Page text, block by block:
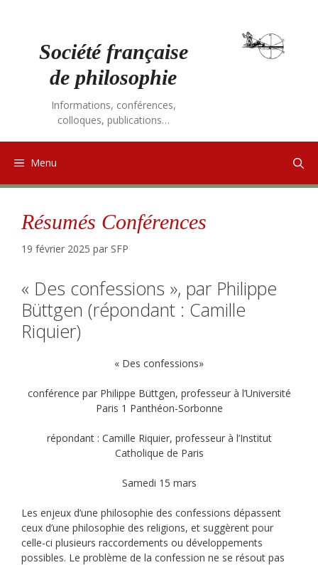
Société française
de philosophie
Informations, conférences,
colloques, publications…
Menu
Résumés Conférences
19 février 2025 par SFP
« Des confessions », par Philippe
Büttgen (répondant : Camille
Riquier)
« Des confessions»
conférence par Philippe Büttgen, professeur à l’Université
Paris 1 Panthéon-Sorbonne
répondant : Camille Riquier, professeur à l’Institut
Catholique de Paris
Samedi 15 mars
Les enjeux d’une philosophie des confessions dépassent
ceux d’une philosophie des religions, et suggèrent pour
celle-ci plusieurs raccordements ou développements
possibles. Le problème de la confession ne se résout pas